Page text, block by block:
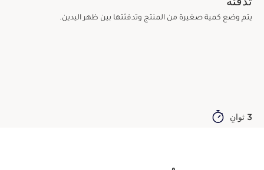
يتم وضع كمية صغيرة من المنتج وتدفئتها بين ظهر اليدين.
3 ثوانٍ